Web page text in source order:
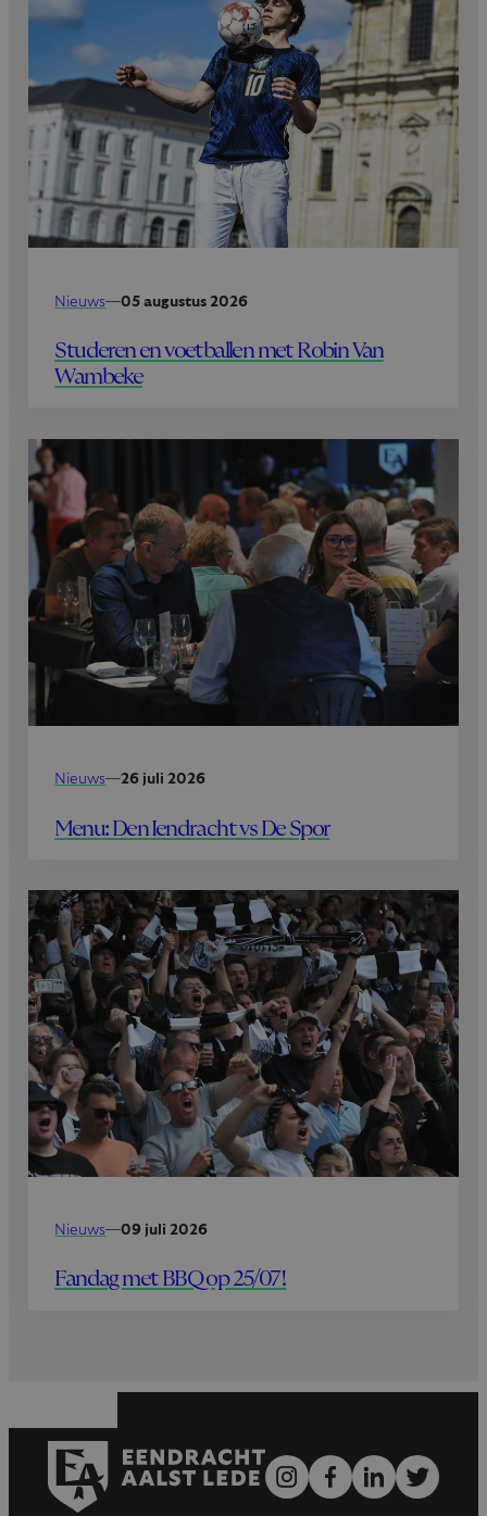
Nieuws—05 augustus 2026
Studeren en voetballen met Robin Van
Wambeke
Nieuws—26 juli 2026
Menu: Den Iendracht vs De Spor
Nieuws—09 juli 2026
Fandag met BBQ op 25/07!